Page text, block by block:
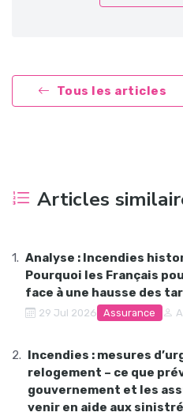
Tous les articles
Articles
Analyse : Incendies
Pourquoi les Français
face à une hausse des
29 Jul 2026 Assurance
Incendies : mesures
relogement – ce que
gouvernement et les
venir en aide aux